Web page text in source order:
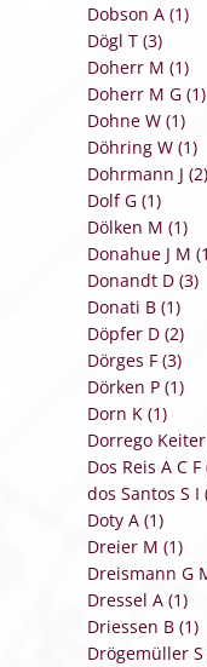
Dobson A (1)
Dögl T (3)
Doherr M (1)
Doherr M G (1)
Dohne W (1)
Döhring W (1)
Dohrmann J (2)
Dolf G (1)
Dölken M (1)
Donahue J M
Donandt D (3)
Donati B (1)
Döpfer D (2)
Dörges F (3)
Dörken P (1)
Dorn K (1)
Dorrego Keiter
Dos Reis A C F
dos Santos S I
Doty A (1)
Dreier M (1)
Dreismann G
Dressel A (1)
Driessen B (1)
Drögemüller S